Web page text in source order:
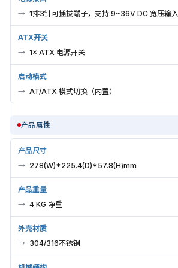
1排3针可插拔端子，支持 9~36V DC 宽压输入
ATX开关
1× ATX 电源开关
启动模式
AT/ATX 模式切换（内置）
产品属性
产品尺寸
278(W)*225.4(D)*57.8(H)mm
产品重量
4 KG 净重
外壳材质
304/316不锈钢